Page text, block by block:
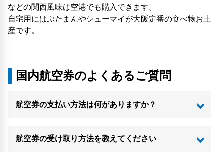
などの関西風味は空港でも購入できます。
自宅用にはぶたまんやシューマイが大阪定番の食べ物お土
産です。
国内航空券のよくあるご質問
航空券の支払い方法は何がありますか？
航空券の受け取り方法を教えてください